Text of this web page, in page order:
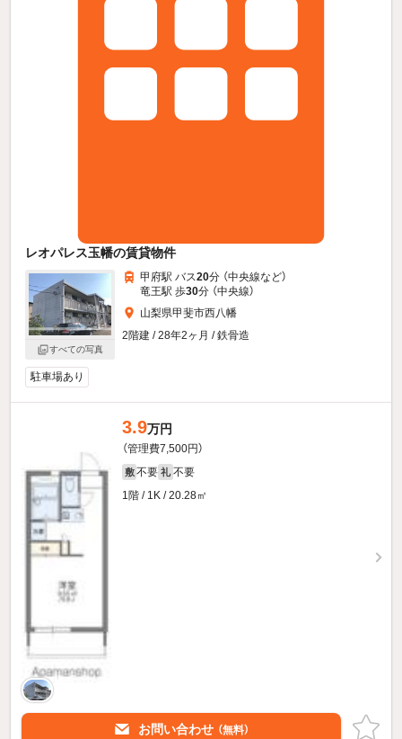
レオパレス玉幡の賃貸物件
すべての写真
甲府駅 バス20分 （中央線など）
竜王駅 歩30分 （中央線）
山梨県甲斐市西八幡
2階建 / 28年2ヶ月 / 鉄骨造
駐車場あり
3.9万円
（管理費7,500円）
敷 不要 礼 不要
1階 / 1K / 20.28㎡
お問い合わせ （無料）